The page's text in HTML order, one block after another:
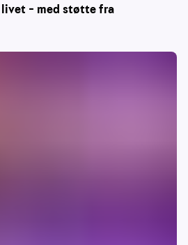
– med støtte fra